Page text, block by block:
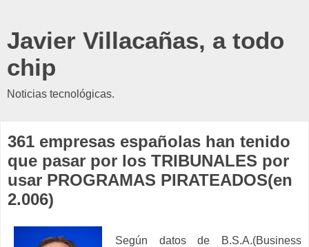
Javier Villacañas, a todo
chip
Noticias tecnológicas.
361 empresas españolas han tenido
que pasar por los TRIBUNALES por
usar PROGRAMAS PIRATEADOS(en
2.006)
Según datos de B.S.A.(Business